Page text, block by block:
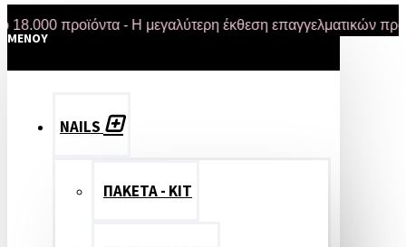
- Η μεγαλύτερη έκθεση επαγγελματικών
MENOY
NAILS
ΠΑΚΕΤΑ - ΚΙΤ